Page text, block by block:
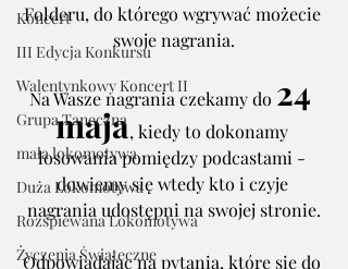
Koncert
III Edycja Konkursu
Walentynkowy Koncert II
Grupa Taneczna
mała lokomotywa
Duża Lokomotywa
Rozśpiewana Lokomotywa
Życzenia Świąteczne
Folderu, do którego wgrywać możecie
swoje nagrania.
Na Wasze nagrania czekamy do 24
maja, kiedy to dokonamy
losowania pomiędzy podcastami -
dowiemy się wtedy kto i czyje
nagrania udostępni na swojej stronie.
Odpowiadając na pytania, które się do